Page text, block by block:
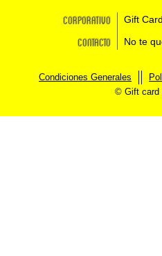
Corporativo Gift
Contacto No te
Condiciones Generales
© Gift card